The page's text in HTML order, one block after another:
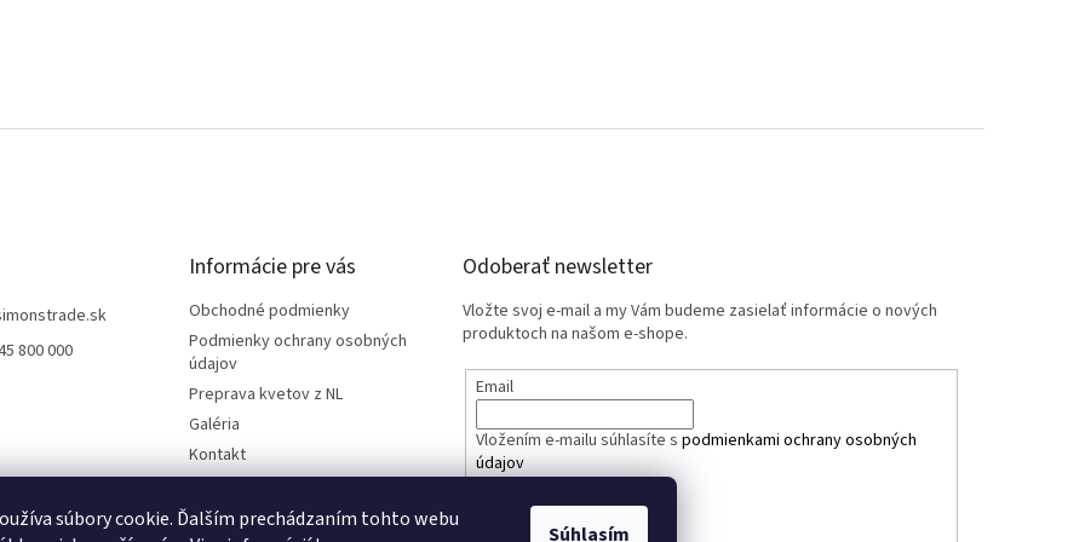
súbory cookie. Ďalším prechádzaním tohto webu
Súhlasím
800 000
Informácie pre vás
Obchodné podmienky
Podmienky ochrany osobných
údajov
Preprava kvetov z NL
Galéria
Kontakt
Odoberať newsletter
Vložte svoj e-mail a my Vám budeme zasielať informácie o nových
produktoch na našom e-shope.
Email
Vložením e-mailu súhlasíte spodmienkami ochrany osobných
údajov